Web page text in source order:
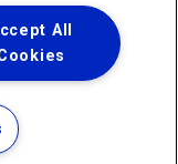
Reservados.
vida
Aplicativos
de Dados
All